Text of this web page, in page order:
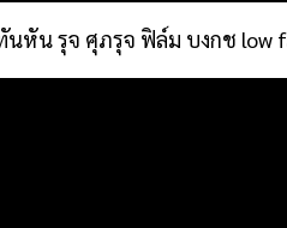
หัน รุจ ศุภรุจ ฟิล์ม บงกช low